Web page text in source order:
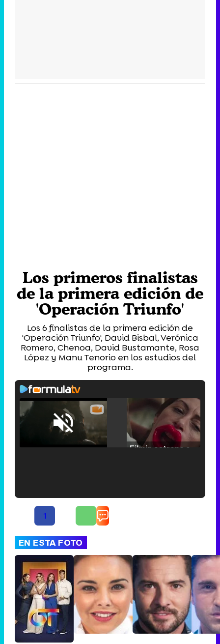
Los primeros finalistas
de la primera edición de
'Operación Triunfo'
Los 6 finalistas de la primera edición de
'Operación Triunfo', David Bisbal, Verónica
Romero, Chenoa, David Bustamante, Rosa
López y Manu Tenorio en los estudios del
programa.
Unmute /
Tráiler de '33 días', la nueva serie de Atresplayer con Julián Villagrán y José Manuel Poga
Tráiler en catalán de 'Ravalear', la nueva serie de HBO Max sobre los fondos buitre
1
EN ESTA FOTO